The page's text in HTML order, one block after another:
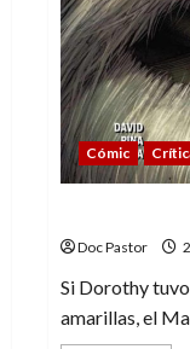
Cómic
Doc Pastor
Si Dorothy
amarillas, el